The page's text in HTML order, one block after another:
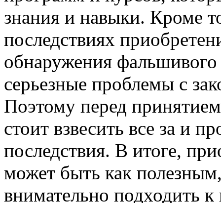
знания и навыки. Кроме
последствиях
обнаружения
серьезные проблемы с
Поэтому перед
стоит взвесить все за и
последствия. В итоге,
может быть как
внимательно подходить